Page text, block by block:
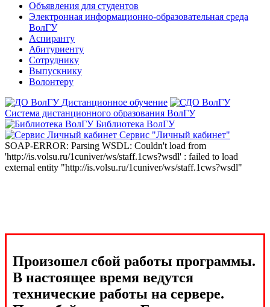
Объявления для студентов
Электронная информационно-образовательная среда
ВолГУ
Аспиранту
Абитуриенту
Сотруднику
Выпускнику
Волонтеру
Дистанционное обучение
Система дистанционного образования ВолГУ
Библиотека ВолГУ
Сервис "Личный кабинет"
SOAP-ERROR: Parsing WSDL: Couldn't load from
'http://is.volsu.ru/1cuniver/ws/staff.1cws?wsdl' : failed to load
external entity "http://is.volsu.ru/1cuniver/ws/staff.1cws?wsdl"
Произошел сбой работы программы.
В настоящее время ведутся
технические работы на сервере.